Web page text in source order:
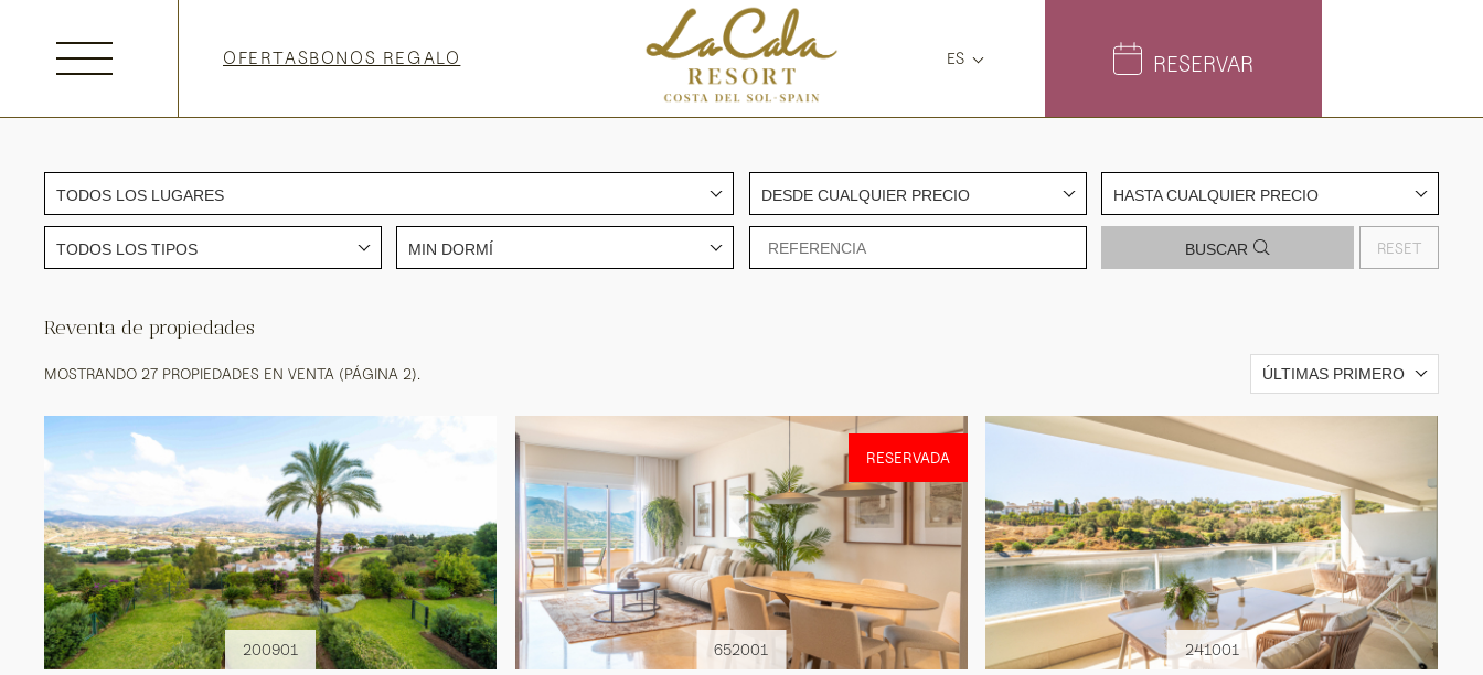
OFERTASBONOS REGALO ES RESERVAR
TODOS LOS LUGARES DESDE CUALQUIER PRECIO HASTA CUALQUIER PRECIO
TODOS LOS TIPOS MIN DORMÍ BUSCAR RESET
Reventa de propiedades
MOSTRANDO 27 PROPIEDADES EN VENTA (PÁGINA 2). ÚLTIMAS PRIMERO
200901
RESERVADA
652001 241001